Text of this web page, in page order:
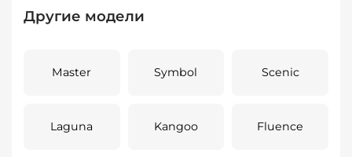
Другие модели
Master Symbol Scenic
Laguna Kangoo Fluence